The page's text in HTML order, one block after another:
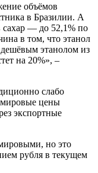
объёмов
в Бразилии. А
сахар — до 52,1% по
в том, что этанол
дешёвым этанолом из
на 20%», –
слабо
мировые цены
экспортные
но это
рубля в текущем